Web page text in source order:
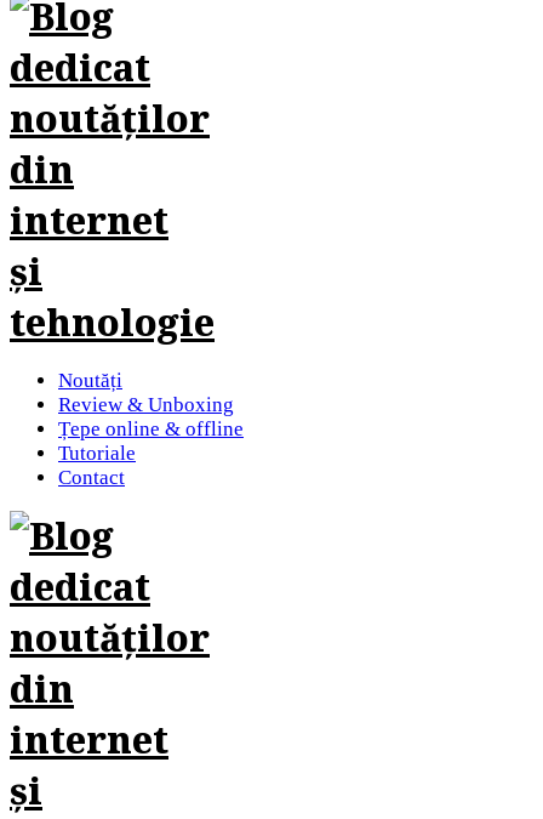
Noutăți
Review & Unboxing
Țepe online & offline
Tutoriale
Contact